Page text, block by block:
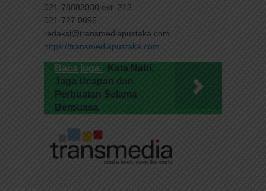
021-78883030 ext. 213
021-727 0096
redaksi@transmediapustaka.com
https://transmediapustaka.com
Baca juga:
Kata Nabi,
Jaga Ucapan dan
Perbuatan Selama
Berpuasa